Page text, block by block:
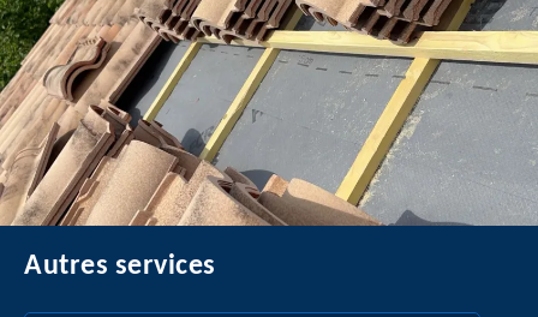
Autres services